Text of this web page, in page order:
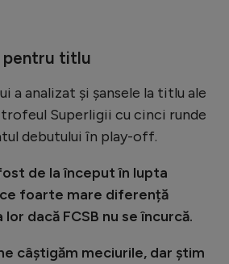
pentru titlu
a analizat și șansele la titlu ale
Superligii cu cinci runde
debutului în play-off.
de la început în lupta
foarte mare diferență
dacă FCSB nu se încurcă.
câștigăm meciurile, dar știm